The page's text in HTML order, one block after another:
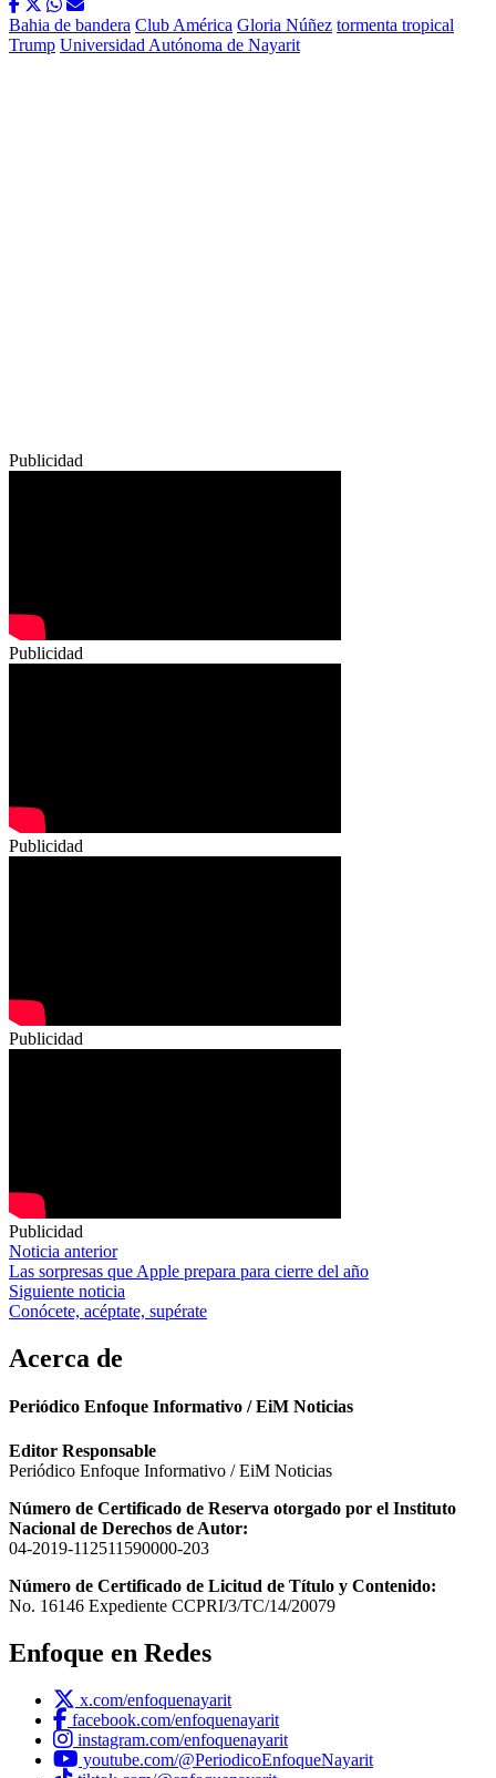
Bahia de bandera Club América Gloria Núñez tormenta tropical
Trump Universidad Autónoma de Nayarit
Publicidad
Publicidad
Publicidad
Publicidad
Publicidad
Navegación
de
entradas
Noticia anterior
Las sorpresas que Apple prepara para cierre del año
Siguiente noticia
Conócete, acéptate, supérate
Acerca de
Periódico Enfoque Informativo / EiM Noticias
Editor Responsable
Periódico Enfoque Informativo / EiM Noticias
Número de Certificado de Reserva otorgado por el Instituto
Nacional de Derechos de Autor:
04-2019-112511590000-203
Número de Certificado de Licitud de Título y Contenido:
No. 16146 Expediente CCPRI/3/TC/14/20079
Enfoque en Redes
x.com/enfoquenayarit
facebook.com/enfoquenayarit
instagram.com/enfoquenayarit
youtube.com/@PeriodicoEnfoqueNayarit